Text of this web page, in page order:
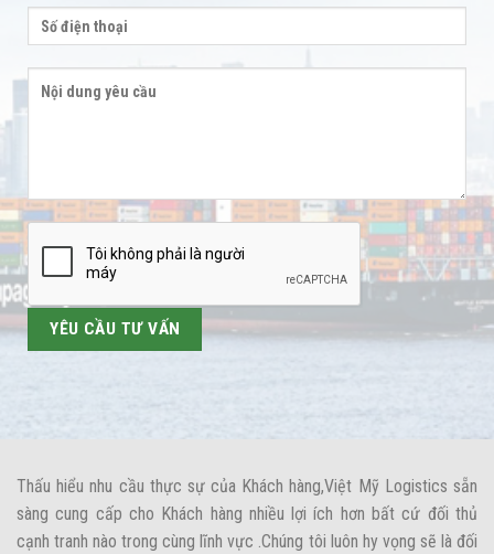
Thấu hiểu nhu cầu thực sự của Khách hàng,Việt Mỹ Logistics sẵn
sàng cung cấp cho Khách hàng nhiều lợi ích hơn bất cứ đối thủ
cạnh tranh nào trong cùng lĩnh vực .Chúng tôi luôn hy vọng sẽ là đối